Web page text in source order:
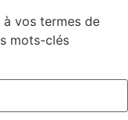
à vos termes de
mots-clés